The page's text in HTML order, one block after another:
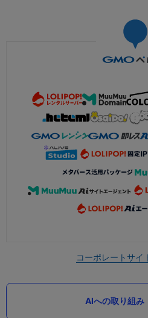
コーポレートサイ
AIへの取り組み